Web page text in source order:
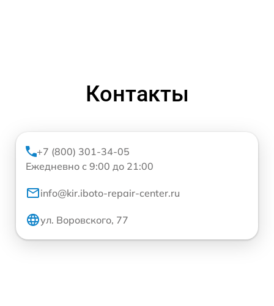
Контакты
+7 (800) 301-34-05
Ежедневно с 9:00 до 21:00
info@kir.iboto-repair-center.ru
ул. Воровского, 77